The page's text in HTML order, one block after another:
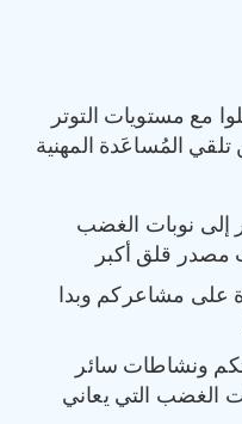
مع مستويات التوتر
المُساعَدة المهنية
إلى نوبات الغضب
قلق أكبر
مشاعركم وبدا
ونشاطات سائر
الغضب التي يعاني